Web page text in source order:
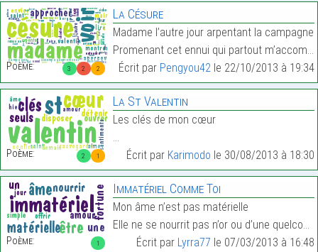
3 2 2
Poème:
La Césure
Madame l’autre jour arpentant la campagne
Promenant cet ennui qui partout m’accompagne…
Écrit par Pengyou42le 22/10/2013 à 19:34
2 1
Poème:
La St Valentin
Les clés de mon cœur
…
Écrit par Karimodo le 30/08/2013 à 18:30
1
Poème:
Immatériel Comme Toi
Mon âme n’est pas matérielle
Elle ne se nourrit pas n’or ou d’une quelconque fo…
Écrit par Lyrra77 le 07/03/2013 à 16:48